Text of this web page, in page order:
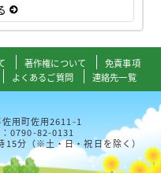
著作権について
免責事項
よくあるご質問 連絡先一覧
用町佐用2611-1
0790-82-0131
15分（※土・日・祝日を除く）